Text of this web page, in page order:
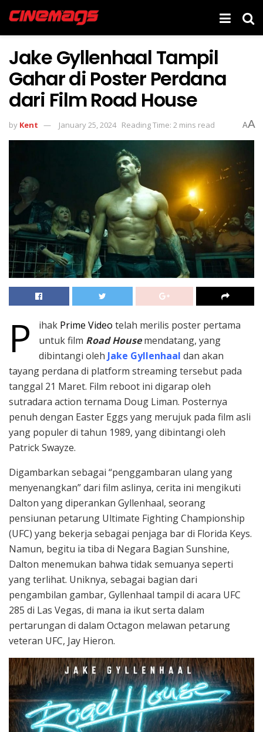
Jake Gyllenhaal Tampil
Gahar di Poster Perdana
dari Film Road House
by Kent January 25, 2024 Reading Time: 2 mins read AA
P ihak Prime Video telah merilis poster pertama
untuk film Road Housemendatang, yang
dibintangi oleh Jake Gyllenhaal dan akan
tayang perdana di platform streaming tersebut pada
tanggal 21 Maret. Film reboot ini digarap oleh
sutradara action ternama Doug Liman. Posternya
penuh dengan Easter Eggs yang merujuk pada film asli
yang populer di tahun 1989, yang dibintangi oleh
Patrick Swayze.
Digambarkan sebagai “penggambaran ulang yang
menyenangkan” dari film aslinya, cerita ini mengikuti
Dalton yang diperankan Gyllenhaal, seorang
pensiunan petarung Ultimate Fighting Championship
(UFC) yang bekerja sebagai penjaga bar di Florida Keys.
Namun, begitu ia tiba di Negara Bagian Sunshine,
Dalton menemukan bahwa tidak semuanya seperti
yang terlihat. Uniknya, sebagai bagian dari
pengambilan gambar, Gyllenhaal tampil di acara UFC
285 di Las Vegas, di mana ia ikut serta dalam
pertarungan di dalam Octagon melawan petarung
veteran UFC, Jay Hieron.